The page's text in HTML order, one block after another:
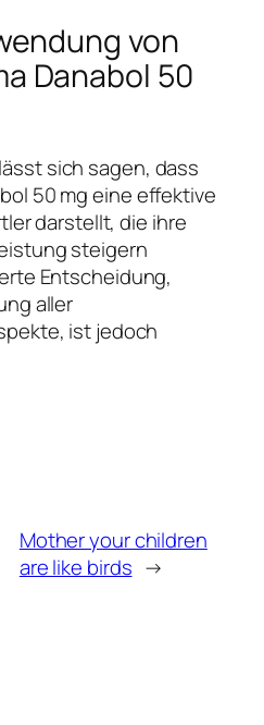
von
Danabol 50
sich sagen, dass
50 mg eine effektive
darstellt, die ihre
steigern
Entscheidung,
aller
ist jedoch
Mother your children
are like birds →